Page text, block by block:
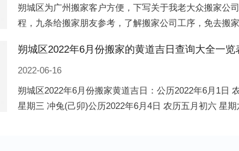
朔城区为广州搬家客户方便，下写关于我老大众搬家公
程，九条给搬家朋友参考，了解搬家公司工序，免去搬
电话咨询，初步了解客户搬 家
2022-06-16
朔城区2022年6月份搬家黄道吉日：公历2022年6月1日
星期三 冲兔(己卯)公历2022年6月4日 农历五月初六 星